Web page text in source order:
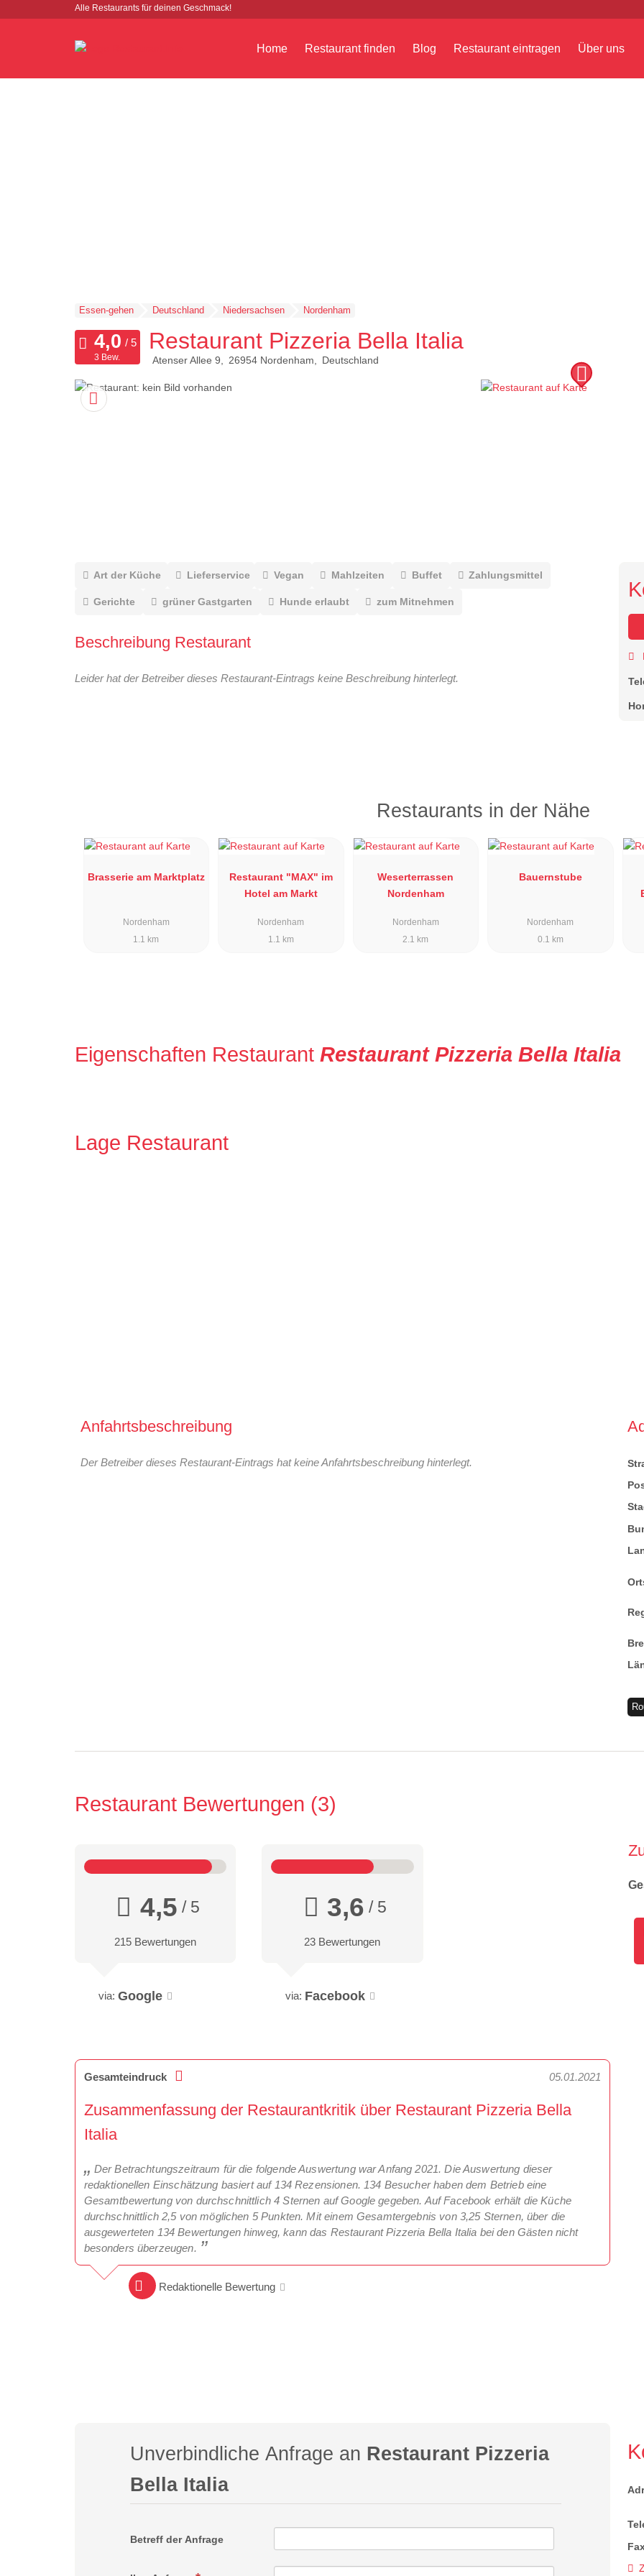
Alle Restaurants für deinen Geschmack!
Home Restaurant finden Blog Restaurant eintragen Über uns
Essen-gehen Deutschland Niedersachsen Nordenham
Restaurant Pizzeria Bella Italia
Atenser Allee 9 26954 Nordenham Deutschland
3 Bew.
Art der Küche Lieferservice Vegan Mahlzeiten Buffet Zahlungsmittel
Gerichte grüner Gastgarten Hunde erlaubt zum Mitnehmen
Beschreibung Restaurant
Leider hat der Betreiber dieses Restaurant-Eintrags keine Beschreibung hinterlegt.
Restaurants in der Nähe
Brasserie am Marktplatz
Nordenham
1.1 km
Restaurant "MAX" im
Hotel am Markt
Nordenham
1.1 km
Weserterrassen
Nordenham
Nordenham
2.1 km
Bauernstube
Nordenham
0.1 km
Eigenschaften Restaurant Restaurant Pizzeria Bella Italia
Lage Restaurant
Anfahrtsbeschreibung
Der Betreiber dieses Restaurant-Eintrags hat keine Anfahrtsbeschreibung hinterlegt.
Restaurant Bewertungen 3
4,5 / 5
215 Bewertungen
via: Google
3,6 / 5
23 Bewertungen
via: Facebook
Gesamteindruck 05.01.2021
Zusammenfassung der Restaurantkritik über Restaurant Pizzeria Bella
Italia
Der Betrachtungszeitraum für die folgende Auswertung war Anfang 2021. Die Auswertung dieser
redaktionellen Einschätzung basiert auf 134 Rezensionen. 134 Besucher haben dem Betrieb eine
Gesamtbewertung von durchschnittlich 4 Sternen auf Google gegeben. Auf Facebook erhält die Küche
durchschnittlich 2,5 von möglichen 5 Punkten. Mit einem Gesamtergebnis von 3,25 Sternen, über die
ausgewerteten 134 Bewertungen hinweg, kann das Restaurant Pizzeria Bella Italia bei den Gästen nicht
besonders überzeugen.
Redaktionelle Bewertung
Unverbindliche Anfrage an Restaurant Pizzeria
Bella Italia
Betreff der Anfrage